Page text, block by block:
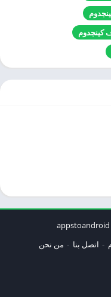
كينجدوم
appstoandroid
اتصل بنا من نحن